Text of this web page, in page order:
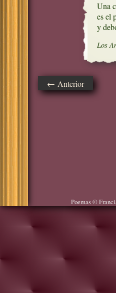
Una
es el
y
Los
← Anterior
Poemas ©